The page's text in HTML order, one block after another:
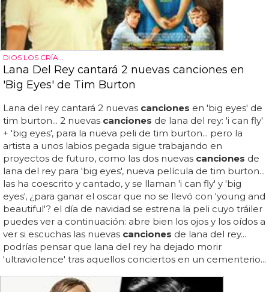
DIOS LOS CRÍA...
Lana Del Rey cantará 2 nuevas canciones en
'Big Eyes' de Tim Burton
Lana del rey cantará 2 nuevas canciones en 'big eyes' de
tim burton... 2 nuevas canciones de lana del rey: 'i can fly'
+ 'big eyes', para la nueva peli de tim burton... pero la
artista a unos labios pegada sigue trabajando en
proyectos de futuro, como las dos nuevas canciones de
lana del rey para 'big eyes', nueva película de tim burton...
las ha coescrito y cantado, y se llaman 'i can fly' y 'big
eyes', ¿para ganar el oscar que no se llevó con 'young and
beautiful'? el día de navidad se estrena la peli cuyo tráiler
puedes ver a continuación: abre bien los ojos y los oídos a
ver si escuchas las nuevas canciones de lana del rey...
podrías pensar que lana del rey ha dejado morir
'ultraviolence' tras aquellos conciertos en un cementerio...